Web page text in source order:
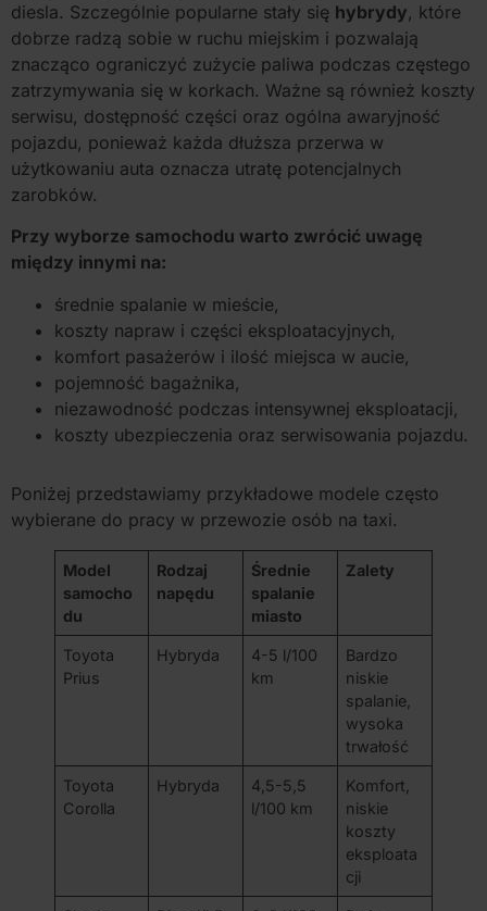
diesla. Szczególnie popularne stały się hybrydy, które
dobrze radzą sobie w ruchu miejskim i pozwalają
znacząco ograniczyć zużycie paliwa podczas częstego
zatrzymywania się w korkach. Ważne są również koszty
serwisu, dostępność części oraz ogólna awaryjność
pojazdu, ponieważ każda dłuższa przerwa w
użytkowaniu auta oznacza utratę potencjalnych
zarobków.
Przy wyborze samochodu warto zwrócić uwagę
między innymi na:
średnie spalanie w mieście,
koszty napraw i części eksploatacyjnych,
komfort pasażerów i ilość miejsca w aucie,
pojemność bagażnika,
niezawodność podczas intensywnej eksploatacji,
koszty ubezpieczenia oraz serwisowania pojazdu.
Poniżej przedstawiamy przykładowe modele często
wybierane do pracy w przewozie osób na taxi.
Model
samocho
du
Rodzaj
napędu
Średnie
spalanie
miasto
Zalety
Toyota
Prius
Hybryda
4-5 l/100
km
Bardzo
niskie
spalanie,
wysoka
trwałość
Toyota
Corolla
Hybryda
4,5-5,5
l/100 km
Komfort,
niskie
koszty
eksploata
cji